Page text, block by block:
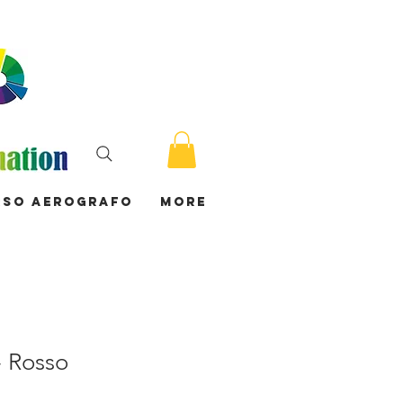
Aerografo More